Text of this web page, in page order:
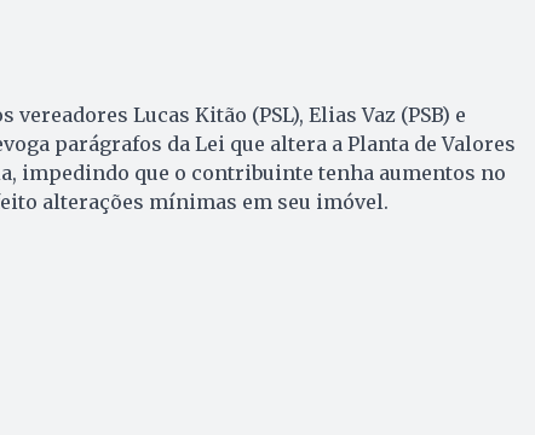
vereadores Lucas Kitão (PSL), Elias Vaz (PSB) e
parágrafos da Lei que altera a Planta de Valores
impedindo que o contribuinte tenha aumentos no
alterações mínimas em seu imóvel.